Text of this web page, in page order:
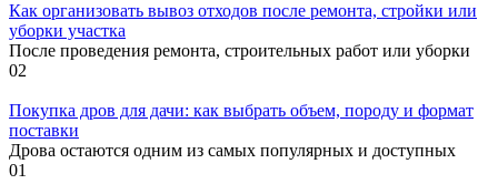
Как организовать вывоз отходов после ремонта, стройки или
уборки участка
После проведения ремонта, строительных работ или уборки
02
Покупка дров для дачи: как выбрать объем, породу и формат
поставки
Дрова остаются одним из самых популярных и доступных
01